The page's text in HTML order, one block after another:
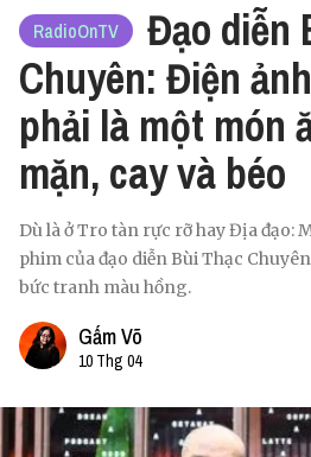
RadioOnTV
Đạo diễn
Chuyên: Điện
phải là một món
mặn, cay và béo
Dù là ở Tro tàn rực rỡ hay Địa đạo:
phim của đạo diễn Bùi Thạc
bức tranh màu hồng.
Gấm Võ
10 Thg 04